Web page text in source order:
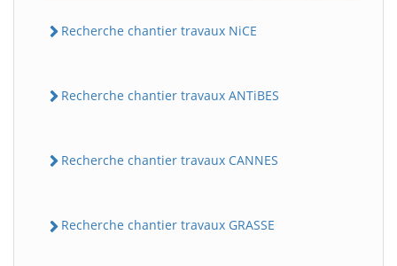
Recherche chantier travaux NiCE
Recherche chantier travaux ANTiBES
Recherche chantier travaux CANNES
Recherche chantier travaux GRASSE